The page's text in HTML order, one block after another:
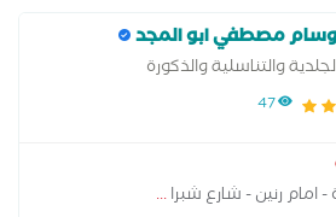
مصطفي ابو المجد
والتناسلية والذكورة
47
امام رنين - شارع شبرا...